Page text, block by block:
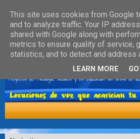
This site uses cookies from Google
and to analyze traffic. Your IP
shared with Google along with
metrics to ensure quality of service,
statistics, and to detect and address
LEARN MORE